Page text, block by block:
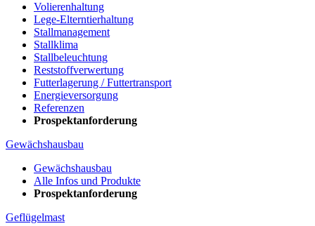
Volierenhaltung
Lege-Elterntierhaltung
Stallmanagement
Stallklima
Stallbeleuchtung
Reststoffverwertung
Futterlagerung / Futtertransport
Energieversorgung
Referenzen
Prospektanforderung
Gewächshausbau
Gewächshausbau
Alle Infos und Produkte
Prospektanforderung
Geflügelmast